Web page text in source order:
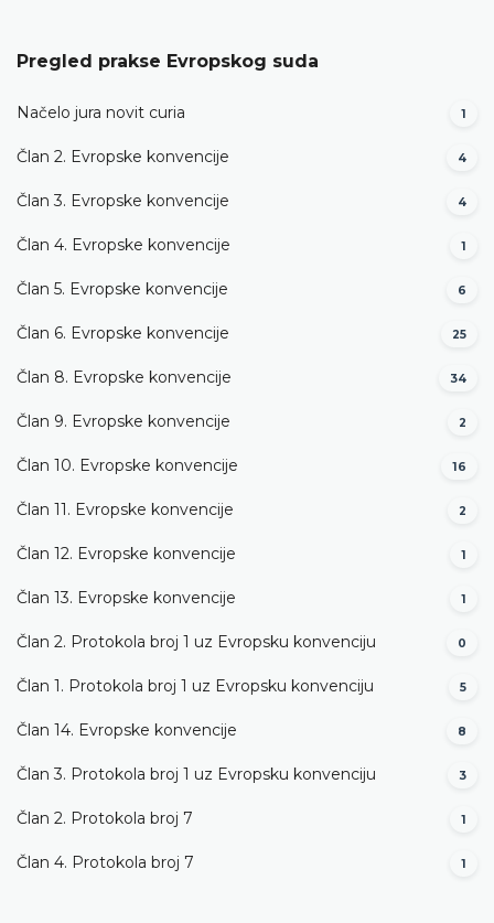
Pregled prakse Evropskog suda
Načelo jura novit curia 1
Član 2. Evropske konvencije 4
Član 3. Evropske konvencije 4
Član 4. Evropske konvencije 1
Član 5. Evropske konvencije 6
Član 6. Evropske konvencije 25
Član 8. Evropske konvencije 34
Član 9. Evropske konvencije 2
Član 10. Evropske konvencije 16
Član 11. Evropske konvencije 2
Član 12. Evropske konvencije 1
Član 13. Evropske konvencije 1
Član 2. Protokola broj 1 uz Evropsku konvenciju 0
Član 1. Protokola broj 1 uz Evropsku konvenciju 5
Član 14. Evropske konvencije 8
Član 3. Protokola broj 1 uz Evropsku konvenciju 3
Član 2. Protokola broj 7 1
Član 4. Protokola broj 7 1